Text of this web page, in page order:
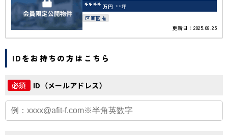
**** 万円 **坪
区画図有
更新日：2025.08.25
IDをお持ちの方はこちら
必須 ID（メールアドレス）